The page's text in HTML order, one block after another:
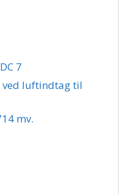
7
ved luftindtag til
mv.